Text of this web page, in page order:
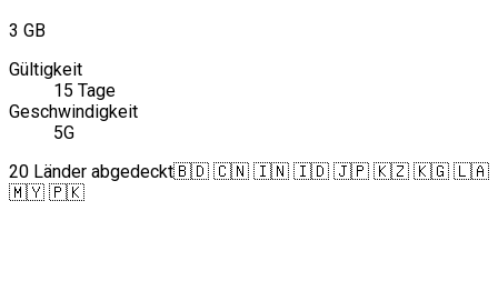
3 GB
Gültigkeit
15 Tage
Geschwindigkeit
5G
20 Länder abgedeckt🇧🇩 🇨🇳 🇮🇳 🇮🇩 🇯🇵 🇰🇿 🇰🇬 🇱🇦
🇲🇾 🇵🇰